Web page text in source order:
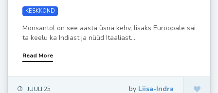
KESKKOND
Monsantol on see aasta üsna kehv, lisaks Euroopale sai
ta keelu ka Indiast ja nüüd Itaaliast....
Read More
JUULI 25 by Liisa-Indra